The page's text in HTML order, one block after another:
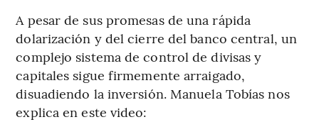
A pesar de sus promesas de una rápida
dolarización y del cierre del banco central, un
complejo sistema de control de divisas y
capitales sigue firmemente arraigado,
disuadiendo la inversión. Manuela Tobías nos
explica en este video: